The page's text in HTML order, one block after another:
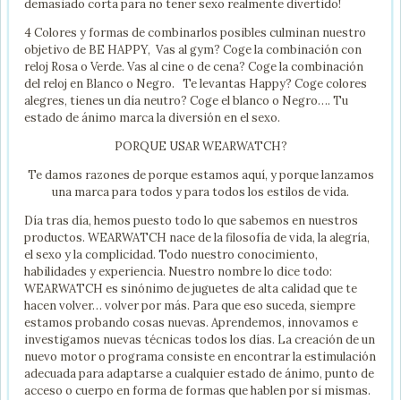
demasiado corta para no tener sexo realmente divertido!
4 Colores y formas de combinarlos posibles culminan nuestro
objetivo de BE HAPPY, Vas al gym? Coge la combinación con
reloj Rosa o Verde. Vas al cine o de cena? Coge la combinación
del reloj en Blanco o Negro. Te levantas Happy? Coge colores
alegres, tienes un día neutro? Coge el blanco o Negro…. Tu
estado de ánimo marca la diversión en el sexo.
PORQUE USAR WEARWATCH?
Te damos razones de porque estamos aquí, y porque lanzamos
una marca para todos y para todos los estilos de vida.
Día tras día, hemos puesto todo lo que sabemos en nuestros
productos. WEARWATCH nace de la filosofía de vida, la alegría,
el sexo y la complicidad. Todo nuestro conocimiento,
habilidades y experiencia. Nuestro nombre lo dice todo:
WEARWATCH es sinónimo de juguetes de alta calidad que te
hacen volver… volver por más. Para que eso suceda, siempre
estamos probando cosas nuevas. Aprendemos, innovamos e
investigamos nuevas técnicas todos los días. La creación de un
nuevo motor o programa consiste en encontrar la estimulación
adecuada para adaptarse a cualquier estado de ánimo, punto de
acceso o cuerpo en forma de formas que hablen por sí mismas.